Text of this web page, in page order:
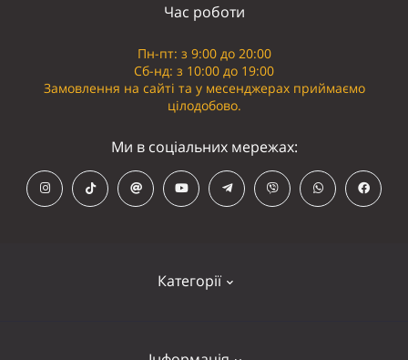
Категорії
Час роботи
Пн-пт: з 9:00 до 20:00
Сб-нд: з 10:00 до 19:00
Замовлення на сайті та у месенджерах приймаємо
цілодобово.
Ми в соціальних мережах: